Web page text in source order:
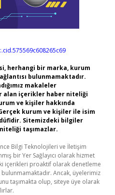
herhangi bir marka, kurum
bulunmamaktadır.
makaleler
alan içerikler haber niteliği
ve kişiler hakkında
kurum ve kişiler ile isim
Sitemizdeki bilgiler
taşımazlar.
Bilgi Teknolojileri ve İletişim
bir Yer Sağlayıcı olarak hizmet
içerikleri proaktif olarak denetleme
Ancak, üyelerimiz
taşımakta olup, siteye üye olarak